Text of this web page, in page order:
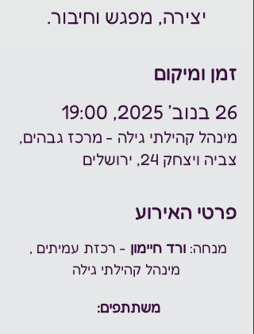
יצירה, מפגש וחיבור.
זמן ומיקום
26 בנוב׳ 2025, 19:00
מינהל קהילתי גילה - מרכז גבהים,
צביה ויצחק 24, ירושלים
פרטי האירוע
מנחה: ורד חיימון - רכזת עמיתים ,
מינהל קהילתי גילה
משתתפים: